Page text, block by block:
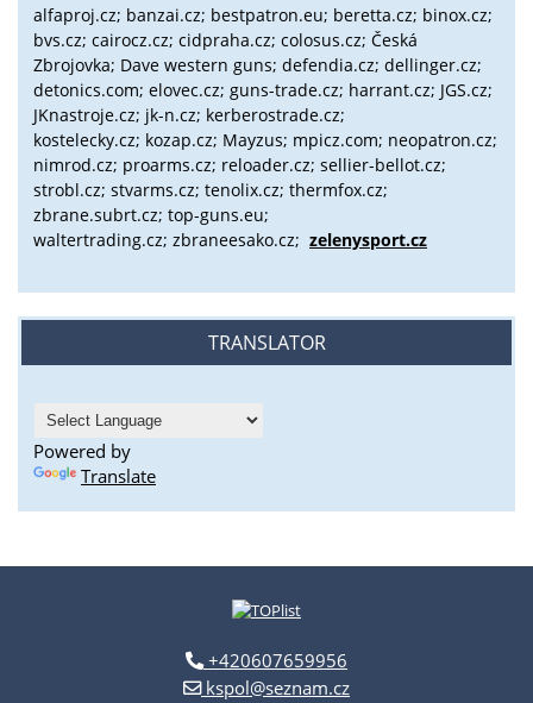
alfaproj.cz; banzai.cz; bestpatron.eu; beretta.cz; binox.cz;
bvs.cz; cairocz.cz; cidpraha.cz; colosus.cz; Česká
Zbrojovka; Dave western guns; defendia.cz; dellinger.cz;
detonics.com; elovec.cz; guns-trade.cz; harrant.cz; JGS.cz;
JKnastroje.cz; jk-n.cz; kerberostrade.cz;
kostelecky.cz; kozap.cz; Mayzus; mpicz.com; neopatron.cz;
nimrod.cz; proarms.cz; reloader.cz; sellier-bellot.cz;
strobl.cz; stvarms.cz; tenolix.cz; thermfox.cz;
zbrane.subrt.cz; top-guns.eu;
waltertrading.cz; zbraneesako.cz; zelenysport.cz
TRANSLATOR
Powered by
Translate
+420607659956
kspol@seznam.cz